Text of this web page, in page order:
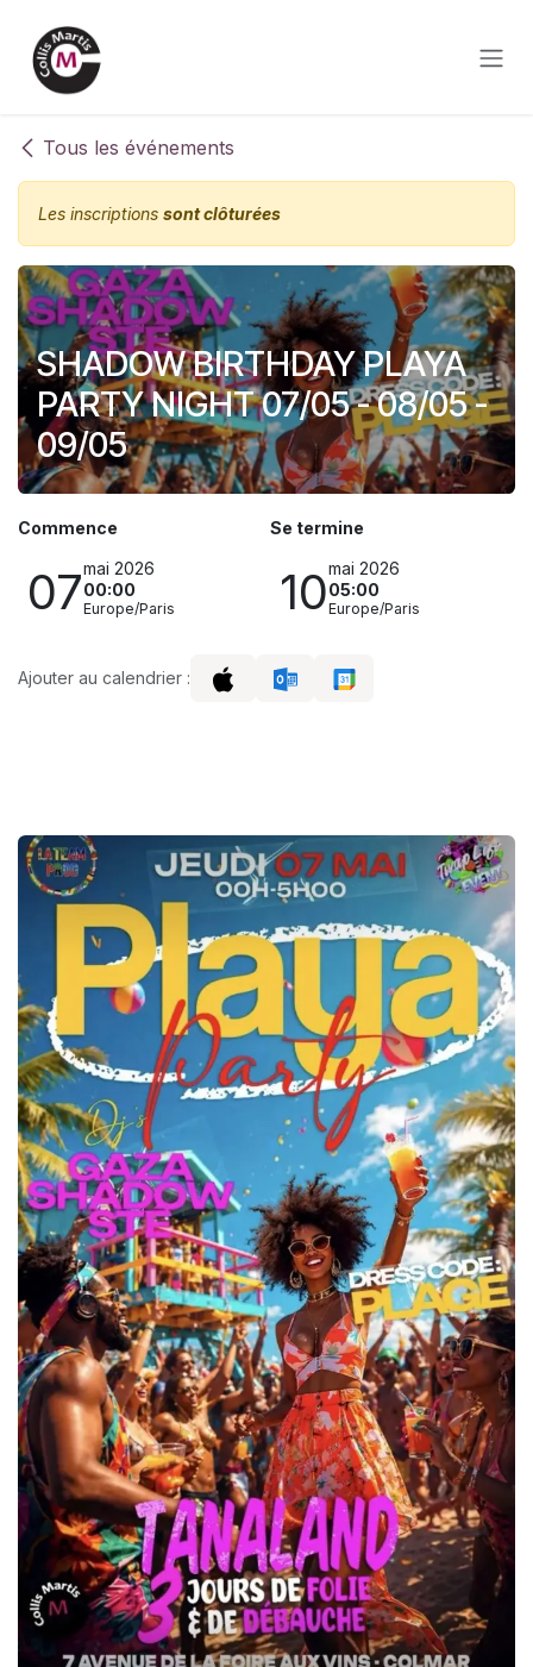
Tous les événements
Les inscriptions sont clôturées
SHADOW BIRTHDAY PLAYA
PARTY NIGHT 07/05 - 08/05 -
09/05
Commence
07mai 2026
00:00
Europe/Paris
Se termine
10mai 2026
05:00
Europe/Paris
Ajouter au calendrier :